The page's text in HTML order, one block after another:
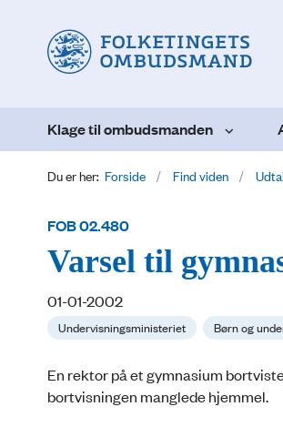
Klage til ombudsmanden
Du er her: Forside Find viden
FOB 02.480
Varsel til
01-01-2002
Undervisningsministeriet Børn og
En rektor på et gymnasium
bortvisningen manglede hjemmel.